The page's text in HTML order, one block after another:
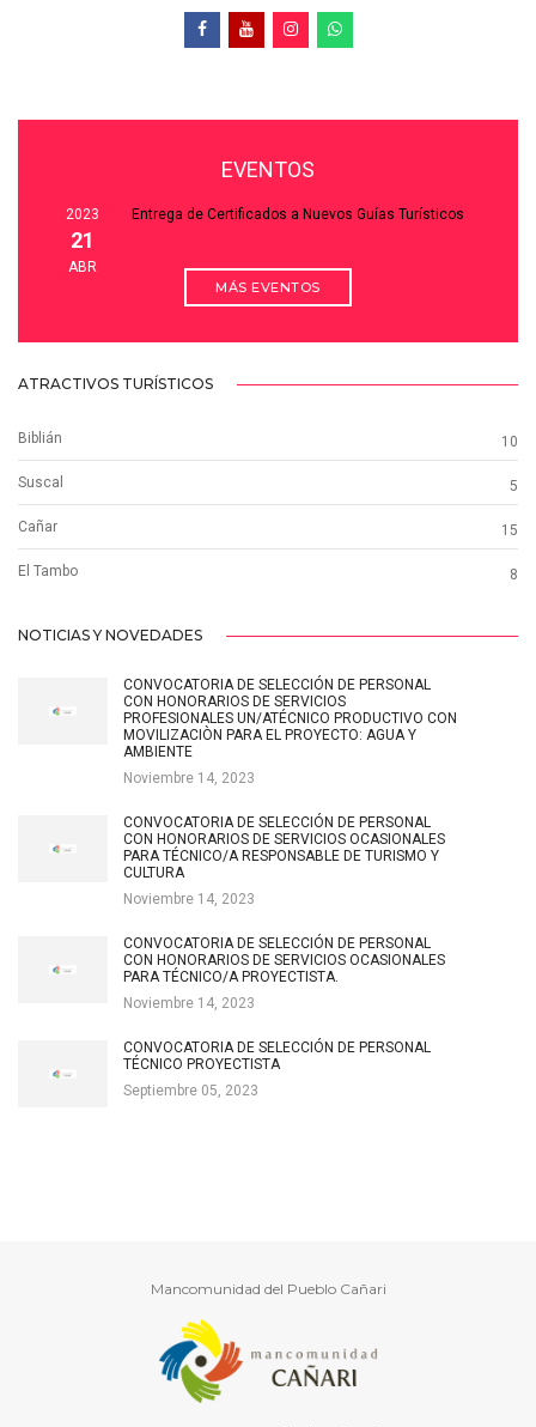
EVENTOS
2023
21
ABR
Entrega de Certificados a Nuevos Guías Turísticos
MÁS EVENTOS
ATRACTIVOS TURÍSTICOS
Biblián 10
Suscal 5
Cañar 15
El Tambo 8
NOTICIAS Y NOVEDADES
CONVOCATORIA DE SELECCIÓN DE PERSONAL
CON HONORARIOS DE SERVICIOS
PROFESIONALES UN/ATÉCNICO PRODUCTIVO CON
MOVILIZACIÒN PARA EL PROYECTO: AGUA Y
AMBIENTE
Noviembre 14, 2023
CONVOCATORIA DE SELECCIÓN DE PERSONAL
CON HONORARIOS DE SERVICIOS OCASIONALES
PARA TÉCNICO/A RESPONSABLE DE TURISMO Y
CULTURA
Noviembre 14, 2023
CONVOCATORIA DE SELECCIÓN DE PERSONAL
CON HONORARIOS DE SERVICIOS OCASIONALES
PARA TÉCNICO/A PROYECTISTA.
Noviembre 14, 2023
CONVOCATORIA DE SELECCIÓN DE PERSONAL
TÉCNICO PROYECTISTA
Septiembre 05, 2023
Mancomunidad del Pueblo Cañari